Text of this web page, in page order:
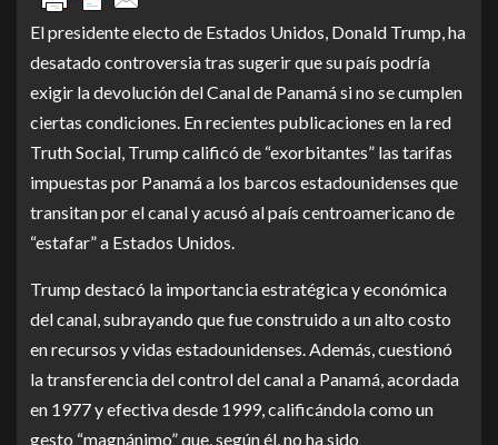
El presidente electo de Estados Unidos, Donald Trump, ha
desatado controversia tras sugerir que su país podría
exigir la devolución del Canal de Panamá si no se cumplen
ciertas condiciones. En recientes publicaciones en la red
Truth Social, Trump calificó de “exorbitantes” las tarifas
impuestas por Panamá a los barcos estadounidenses que
transitan por el canal y acusó al país centroamericano de
“estafar” a Estados Unidos.
Trump destacó la importancia estratégica y económica
del canal, subrayando que fue construido a un alto costo
en recursos y vidas estadounidenses. Además, cuestionó
la transferencia del control del canal a Panamá, acordada
en 1977 y efectiva desde 1999, calificándola como un
gesto “magnánimo” que, según él, no ha sido